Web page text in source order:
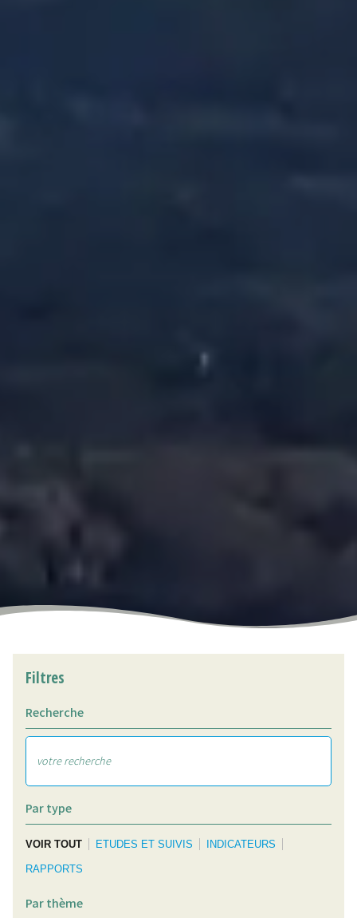
Filtres
Recherche
Par type
VOIR TOUT ETUDES ET SUIVIS INDICATEURS
RAPPORTS
Par thème